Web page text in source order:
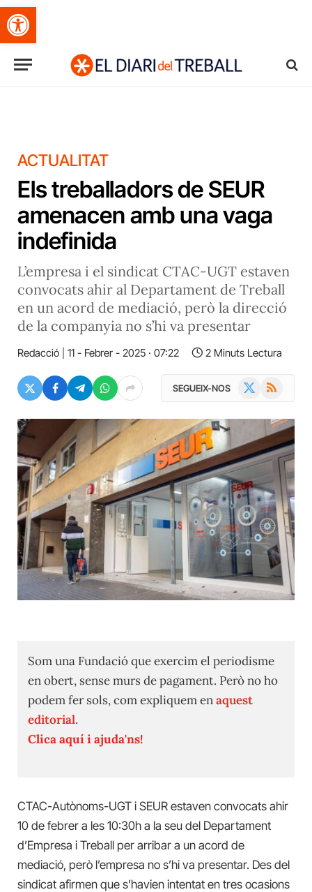
Obre la barra d'eines
ACTUALITAT
Els treballadors de SEUR
amenacen amb una vaga
indefinida
L’empresa i el sindicat CTAC-UGT estaven
convocats ahir al Departament de Treball
en un acord de mediació, però la direcció
de la companyia no s’hi va presentar
Redacció 11 - Febrer - 2025 · 07:22 2 Minuts Lectura
SEGUEIX-NOS RSS
Som una Fundació que exercim el periodisme
en obert, sense murs de pagament. Però no ho
podem fer sols, com expliquem enaquest
editorial.
Clica aquí i ajuda'ns!
CTAC-Autònoms-UGT i SEUR estaven convocats ahir
10 de febrer a les 10:30h a la seu del Departament
d’Empresa i Treball per arribar a un acord de
mediació, però l’empresa no s’hi va presentar. Des del
sindicat afirmen que s’havien intentat en tres ocasions